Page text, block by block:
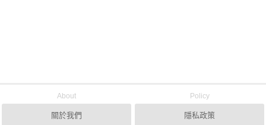
About
關於我們
Policy
隱私政策